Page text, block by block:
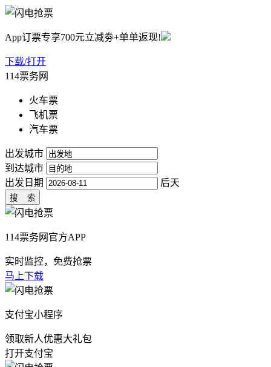
App订票专享700元立减劵+单单返现!
下载/打开
114票务网
火车票
飞机票
汽车票
出发城市
到达城市
出发日期
后天
114票务网官方APP
实时监控，免费抢票
马上下载
支付宝小程序
领取新人优惠大礼包
打开支付宝